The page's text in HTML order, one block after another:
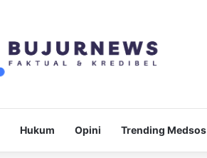
Hukum Opini Trending Medsos